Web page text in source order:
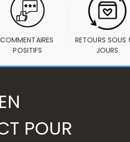
COMMENTAIRES
POSITIFS
RETOURS SOUS
JOURS
POUR